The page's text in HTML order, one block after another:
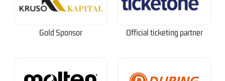
Gold Sponsor Official ticketing partner